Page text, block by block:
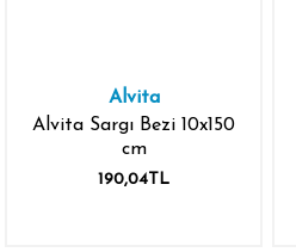
Alvita
Alvita Sargı Bezi 10x150
cm
190,04TL